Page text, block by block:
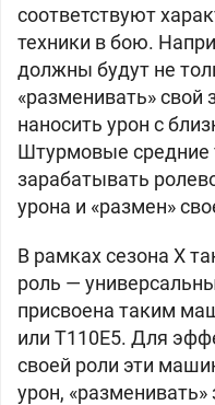
соответствуют
техники в бою.
должны будут не
«разменивать» свой
наносить урон с
Штурмовые средние
зарабатывать
урона и «размен»
В рамках сезона X
роль —
присвоена таким
или T110E5. Для
своей роли эти
урон,